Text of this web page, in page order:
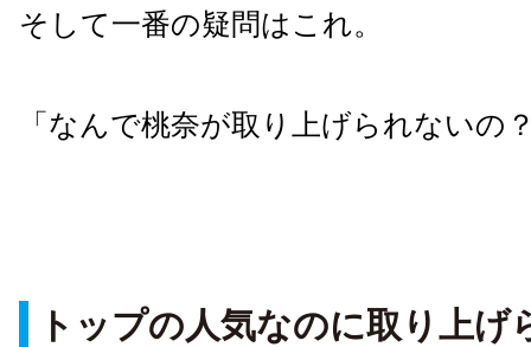
そして一番の疑問はこれ。
「なんで桃奈が取り上げられないの
トップの人気なのに取り上げ